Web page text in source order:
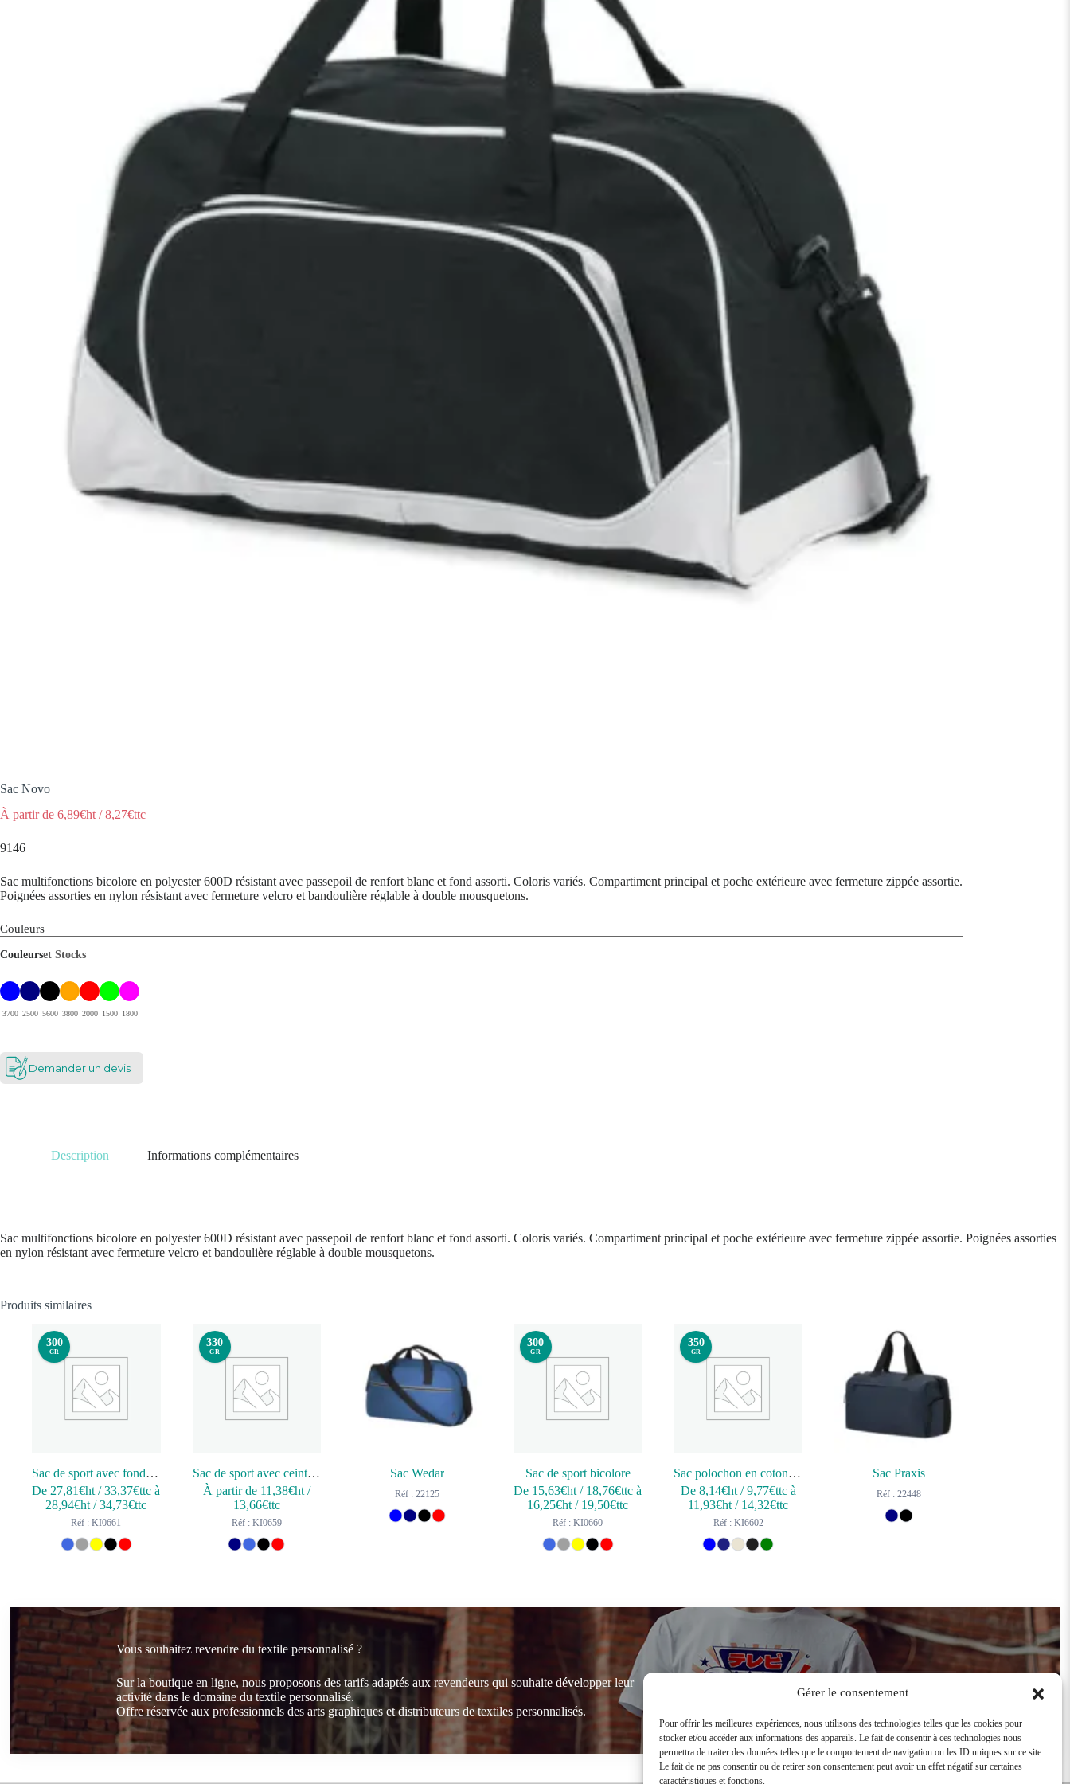
Gérer le consentement
Pour offrir les meilleures expériences, nous utilisons des technologies telles que les cookies pour
stocker et/ou accéder aux informations des appareils. Le fait de consentir à ces technologies nous
permettra de traiter des données telles que le comportement de navigation ou les ID uniques sur ce site.
Le fait de ne pas consentir ou de retirer son consentement peut avoir un effet négatif sur certaines
caractéristiques et fonctions.
Sac Novo
À partir de 6,89€ht /8,27€ttc
9146
Sac multifonctions bicolore en polyester 600D résistant avec passepoil de renfort blanc et fond assorti. Coloris variés. Compartiment principal et poche extérieure avec fermeture zippée assortie.
Poignées assorties en nylon résistant avec fermeture velcro et bandoulière réglable à double mousquetons.
Couleurs
Couleurset Stocks
3700 2500 5600 3800 2000 1500 1800
Demander un devis
Description Informations complémentaires
Sac multifonctions bicolore en polyester 600D résistant avec passepoil de renfort blanc et fond assorti. Coloris variés. Compartiment principal et poche extérieure avec fermeture zippée assortie. Poignées assorties
en nylon résistant avec fermeture velcro et bandoulière réglable à double mousquetons.
Produits similaires
300
GR
Sac de sport avec fond rigide
De 27,81€ht /33,37€ttc à
28,94€ht /34,73€ttc
Réf : KI0661
330
GR
Sac de sport avec ceinture d’épaule
À partir de 11,38€ht/
13,66€ttc
Réf : KI0659
Sac Wedar
Réf : 22125
300
GR
Sac de sport bicolore
De 15,63€ht / 18,76€ttc à
16,25€ht / 19,50€ttc
Réf : KI0660
350
GR
Sac polochon en coton biologique
De 8,14€ht/9,77€ttcà
11,93€ht / 14,32€ttc
Réf : KI6602
Sac Praxis
Réf : 22448
Vous souhaitez revendre du textile personnalisé ?
Sur la boutique en ligne, nous proposons des tarifs adaptés aux revendeurs qui souhaite développer leur
activité dans le domaine du textile personnalisé.
Offre réservée aux professionnels des arts graphiques et distributeurs de textiles personnalisés.